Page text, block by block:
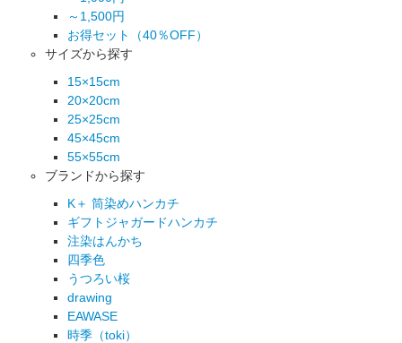
～1,500円
お得セット（40％OFF）
サイズから探す
15×15cm
20×20cm
25×25cm
45×45cm
55×55cm
ブランドから探す
K＋ 筒染めハンカチ
ギフトジャガードハンカチ
注染はんかち
四季色
うつろい桜
drawing
EAWASE
時季（toki）